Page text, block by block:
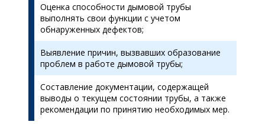
Оценка способности дымовой трубы
выполнять свои функции с учетом
обнаруженных дефектов;
Выявление причин, вызвавших образование
проблем в работе дымовой трубы;
Составление документации, содержащей
выводы о текущем состоянии трубы, а также
рекомендации по принятию необходимых мер.